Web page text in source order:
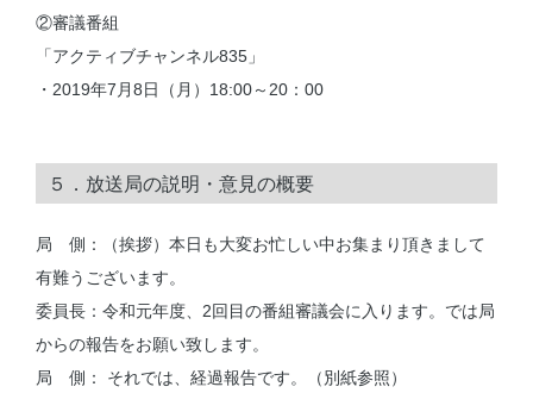
②審議番組
「アクティブチャンネル835」
・2019年7月8日（月）18:00～20：00
５．放送局の説明・意見の概要
局 側：（挨拶）本日も大変お忙しい中お集まり頂きまして
有難うございます。
委員長：令和元年度、2回目の番組審議会に入ります。では局
からの報告をお願い致します。
局 側： それでは、経過報告です。（別紙参照）